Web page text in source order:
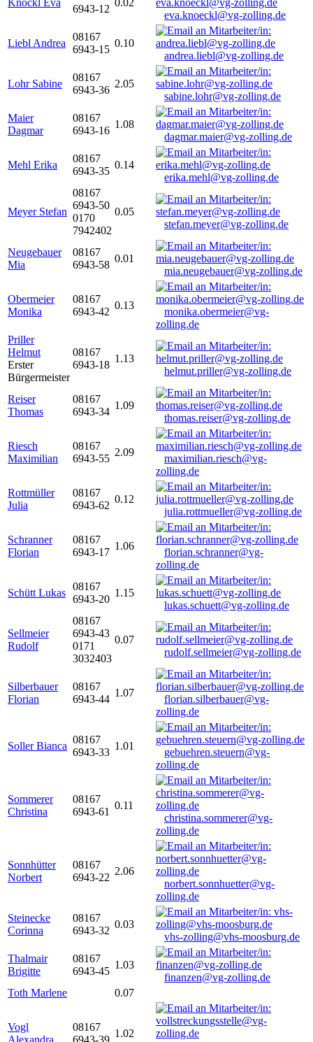
Knöckl Eva
6943-12
0.02
eva.knoeckl@vg-zolling.de
Liebl Andrea
08167
6943-15
0.10
andrea.liebl@vg-zolling.de
Lohr Sabine
08167
6943-36
2.05
sabine.lohr@vg-zolling.de
Maier
Dagmar
08167
6943-16
1.08
dagmar.maier@vg-zolling.de
Mehl Erika
08167
6943-35
0.14
erika.mehl@vg-zolling.de
Meyer Stefan
08167
6943-50
0170
7942402
0.05
stefan.meyer@vg-zolling.de
Neugebauer
Mia
08167
6943-58
0.01
mia.neugebauer@vg-zolling.de
Obermeier
Monika
08167
6943-42
0.13
monika.obermeier@vg-
zolling.de
Priller
Helmut
Erster
Bürgermeister
08167
6943-18
1.13
helmut.priller@vg-zolling.de
Reiser
Thomas
08167
6943-34
1.09
thomas.reiser@vg-zolling.de
Riesch
Maximilian
08167
6943-55
2.09
maximilian.riesch@vg-
zolling.de
Rottmüller
Julia
08167
6943-62
0.12
julia.rottmueller@vg-zolling.de
Schranner
Florian
08167
6943-17
1.06
florian.schranner@vg-
zolling.de
Schütt Lukas
08167
6943-20
1.15
lukas.schuett@vg-zolling.de
Sellmeier
Rudolf
08167
6943-43
0171
3032403
0.07
rudolf.sellmeier@vg-zolling.de
Silberbauer
Florian
08167
6943-44
1.07
florian.silberbauer@vg-
zolling.de
Soller Bianca
08167
6943-33
1.01
gebuehren.steuern@vg-
zolling.de
Sommerer
Christina
08167
6943-61
0.11
christina.sommerer@vg-
zolling.de
Sonnhütter
Norbert
08167
6943-22
2.06
norbert.sonnhuetter@vg-
zolling.de
Steinecke
Corinna
08167
6943-32
0.03
vhs-zolling@vhs-moosburg.de
Thalmair
Brigitte
08167
6943-45
1.03
finanzen@vg-zolling.de
Toth Marlene
0.07
Vogl
08167
1.02